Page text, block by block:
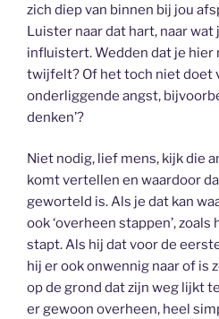
zich diep van binnen bij jou
Luister naar dat hart, naar
influistert. Wedden dat je hier
twijfelt? Of het toch niet doet
onderliggende angst,
denken’?
Niet nodig, lief mens, kijk die
komt vertellen en waardoor
geworteld is. Als je dat kan
ook ‘overheen stappen’,
stapt. Als hij dat voor de
hij er ook onwennig naar of is
op de grond dat zijn weg lijkt
er gewoon overheen, heel